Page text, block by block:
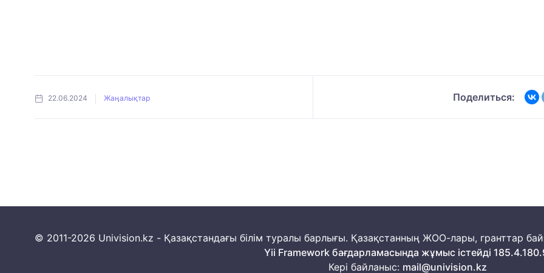
22.06.2024 Жаңалықтар Поделиться:
© 2011-2026 Univision.kz - Қазақстандағы білім туралы барлығы. Қазақстанның ЖОО-лары, гранттар
Yii Framework бағдарламасында жұмыс істейді
Кері байланыс: mail@univision.kz